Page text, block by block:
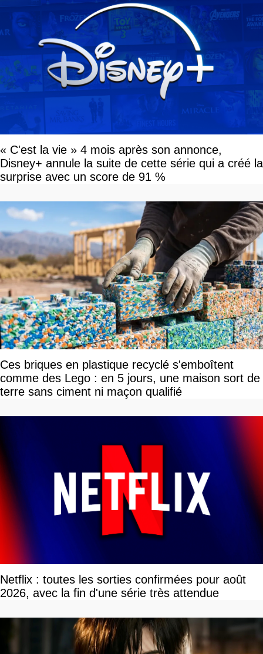
« C'est la vie » 4 mois après son annonce,
Disney+ annule la suite de cette série qui a créé la
surprise avec un score de 91 %
Ces briques en plastique recyclé s'emboîtent
comme des Lego : en 5 jours, une maison sort de
terre sans ciment ni maçon qualifié
Netflix : toutes les sorties confirmées pour août
2026, avec la fin d'une série très attendue